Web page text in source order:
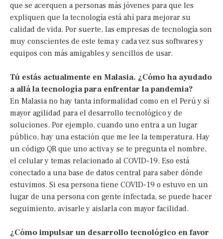
que se acerquen a personas más jóvenes para que les
expliquen que la tecnología está ahí para mejorar su
calidad de vida. Por suerte, las empresas de tecnología son
muy conscientes de este tema y cada vez sus softwares y
equipos con más amigables y sencillos de usar.
Tú estás actualmente en Malasia. ¿Cómo ha ayudado
a allá la tecnología para enfrentar la pandemia?
En Malasia no hay tanta informalidad como en el Perú y sí
mayor agilidad para el desarrollo tecnológico y de
soluciones. Por ejemplo, cuando uno entra a un lugar
público, hay una estación que me lee la temperatura. Hay
un código QR que uno activa y se te pregunta el nombre,
el celular y temas relacionado al COVID-19. Eso está
conectado a una base de datos central para saber dónde
estuvimos. Si esa persona tiene COVID-19 o estuvo en un
lugar de una persona con gente infectada, se puede hacer
seguimiento, avisarle y aislarla con mayor facilidad.
¿Cómo impulsar un desarrollo tecnológico en favor